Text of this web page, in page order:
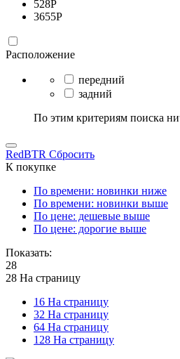
528Р
3655Р
Расположение
передний
задний
По этим критериям поиска
RedBTR Сбросить
К покупке
По времени: новинки ниже
По времени: новинки выше
По цене: дешевые выше
По цене: дорогие выше
Показать:
28
28 На страницу
16 На страницу
32 На страницу
64 На страницу
128 На страницу